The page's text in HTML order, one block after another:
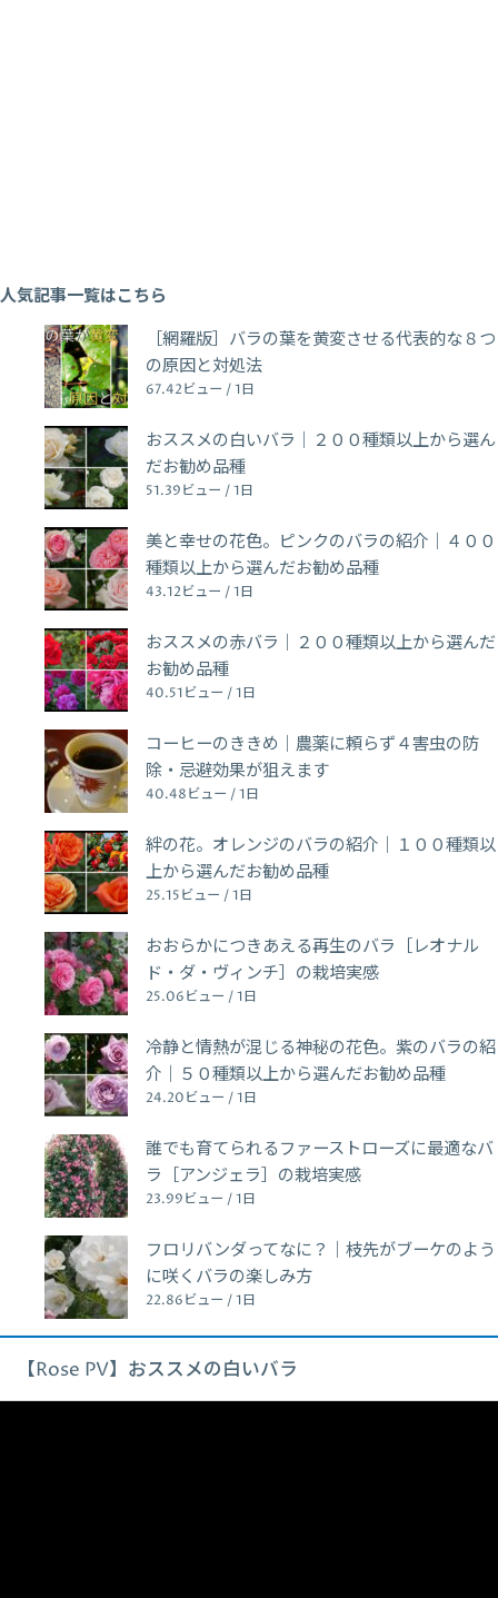
人気記事一覧はこちら
［網羅版］バラの葉を黄変させる代表的な８つ
の原因と対処法
67.42ビュー / 1日
おススメの白いバラ｜２００種類以上から選ん
だお勧め品種
51.39ビュー / 1日
美と幸せの花色。ピンクのバラの紹介｜４００
種類以上から選んだお勧め品種
43.12ビュー / 1日
おススメの赤バラ｜２００種類以上から選んだ
お勧め品種
40.51ビュー / 1日
コーヒーのききめ｜農薬に頼らず４害虫の防
除・忌避効果が狙えます
40.48ビュー / 1日
絆の花。オレンジのバラの紹介｜１００種類以
上から選んだお勧め品種
25.15ビュー / 1日
おおらかにつきあえる再生のバラ［レオナル
ド・ダ・ヴィンチ］の栽培実感
25.06ビュー / 1日
冷静と情熱が混じる神秘の花色。紫のバラの紹
介｜５０種類以上から選んだお勧め品種
24.20ビュー / 1日
誰でも育てられるファーストローズに最適なバ
ラ［アンジェラ］の栽培実感
23.99ビュー / 1日
フロリバンダってなに？｜枝先がブーケのよう
に咲くバラの楽しみ方
22.86ビュー / 1日
【Rose PV】おススメの白いバラ